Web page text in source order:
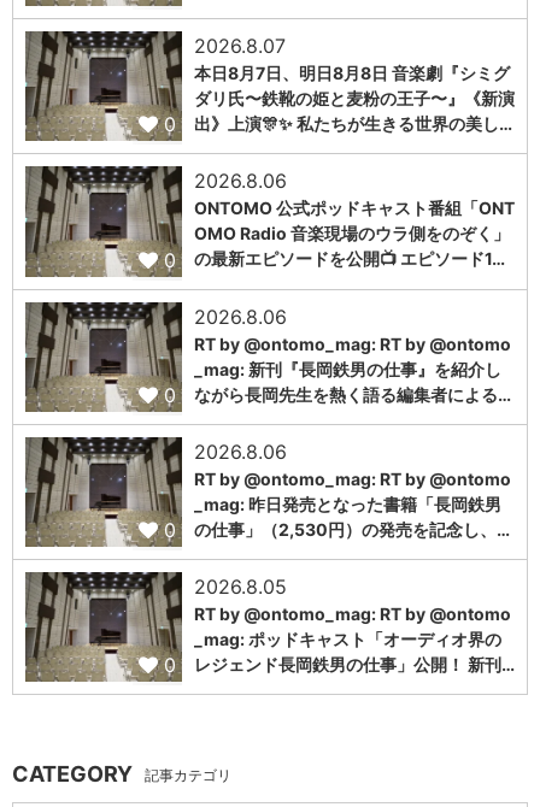
0
2026.8.07
本日8月7日、明日8月8日 音楽劇『シミグ
ダリ氏〜鉄靴の姫と麦粉の王子〜』《新演
出》上演🎊✨ 私たちが生きる世界の美し…
0
2026.8.06
ONTOMO 公式ポッドキャスト番組「ONT
OMO Radio 音楽現場のウラ側をのぞく」
の最新エピソードを公開📺 エピソード1…
0
2026.8.06
RT by @ontomo_mag: RT by @ontomo
_mag: 新刊『長岡鉄男の仕事』を紹介し
ながら長岡先生を熱く語る編集者による…
0
2026.8.06
RT by @ontomo_mag: RT by @ontomo
_mag: 昨日発売となった書籍「長岡鉄男
の仕事」（2,530円）の発売を記念し、…
0
2026.8.05
RT by @ontomo_mag: RT by @ontomo
_mag: ポッドキャスト「オーディオ界の
レジェンド長岡鉄男の仕事」公開！ 新刊…
CATEGORY 記事カテゴリ